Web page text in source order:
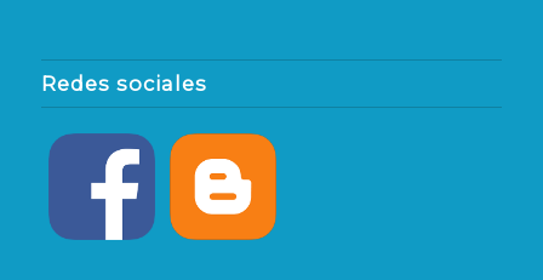
Redes sociales